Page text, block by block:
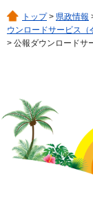
トップ> 県政情報
ウンロードサービス（
> 公報ダウンロードサ